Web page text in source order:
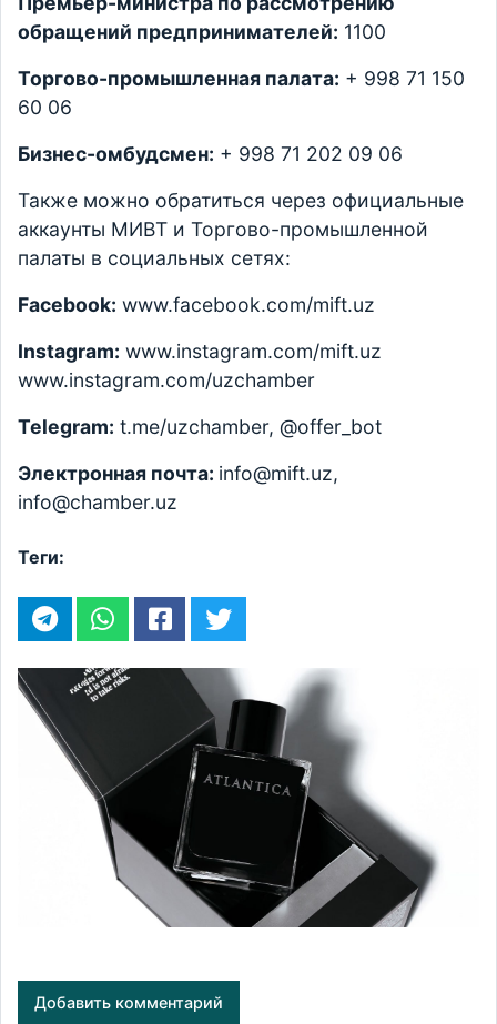
обращений предпринимателей: 1100
Торгово-промышленная палата: + 998 71 150
60 06
Бизнес-омбудсмен: + 998 71 202 09 06
Также можно обратиться через официальные
аккаунты МИВТ и Торгово-промышленной
палаты в социальных сетях:
Facebook: www.facebook.com/mift.uz
Instagram: www.instagram.com/mift.uz
www.instagram.com/uzchamber
Telegram: t.me/uzchamber, @offer_bot
Электронная почта: info@mift.uz,
info@chamber.uz
Теги:
Добавить комментарий